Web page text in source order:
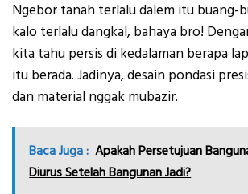
Ngebor tanah terlalu dalem itu buang-
kalo terlalu dangkal, bahaya bro!
kita tahu persis di kedalaman berapa
itu berada. Jadinya, desain pondasi
dan material nggak mubazir.
Baca Juga : Apakah Persetujuan
Diurus Setelah Bangunan Jadi?